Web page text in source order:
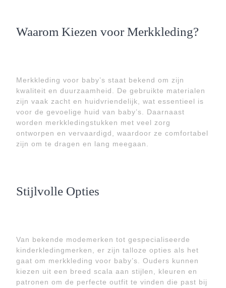
Waarom Kiezen voor Merkkleding?
Merkkleding voor baby’s staat bekend om zijn
kwaliteit en duurzaamheid. De gebruikte materialen
zijn vaak zacht en huidvriendelijk, wat essentieel is
voor de gevoelige huid van baby’s. Daarnaast
worden merkkledingstukken met veel zorg
ontworpen en vervaardigd, waardoor ze comfortabel
zijn om te dragen en lang meegaan.
Stijlvolle Opties
Van bekende modemerken tot gespecialiseerde
kinderkledingmerken, er zijn talloze opties als het
gaat om merkkleding voor baby’s. Ouders kunnen
kiezen uit een breed scala aan stijlen, kleuren en
patronen om de perfecte outfit te vinden die past bij